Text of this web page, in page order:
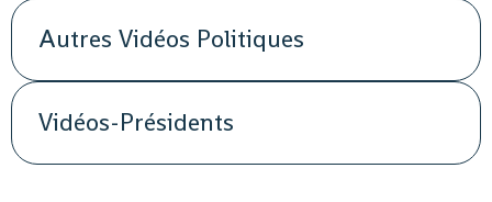
Autres Vidéos Politiques
Vidéos-Présidents